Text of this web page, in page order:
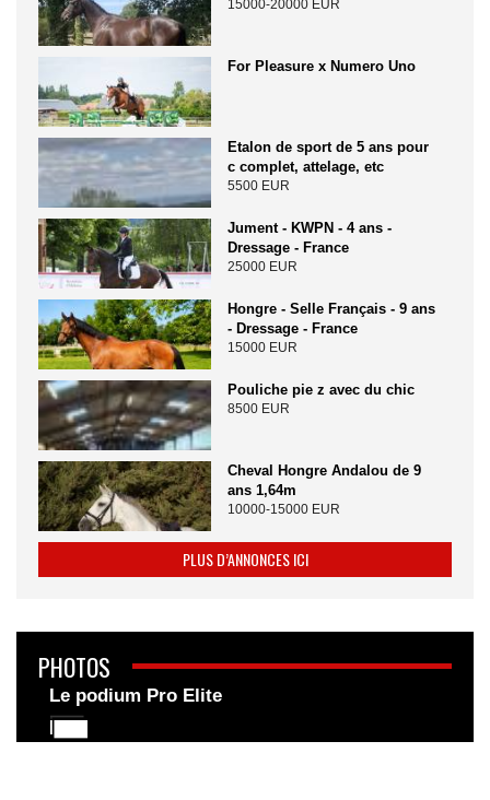
15000-20000 EUR
For Pleasure x Numero Uno
Etalon de sport de 5 ans pour
c complet, attelage, etc
5500 EUR
Jument - KWPN - 4 ans -
Dressage - France
25000 EUR
Hongre - Selle Français - 9 ans
- Dressage - France
15000 EUR
Pouliche pie z avec du chic
8500 EUR
Cheval Hongre Andalou de 9
ans 1,64m
10000-15000 EUR
PLUS D’ANNONCES ICI
PHOTOS
Le podium Pro Elite